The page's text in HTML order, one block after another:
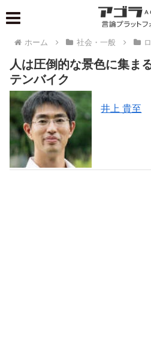
ホーム 社会・一般
人は圧倒的な景色に集ま
テンバイク
井上 貴至